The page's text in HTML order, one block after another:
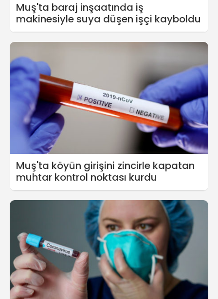
Muş'ta baraj inşaatında iş
makinesiyle suya düşen işçi kayboldu
Muş'ta köyün girişini zincirle kapatan
muhtar kontrol noktası kurdu